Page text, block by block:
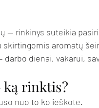
— rinkinys suteikia
skirtingomis aromatų
darbo dienai, vakarui,
rinktis?
nuo to ko ieškote.